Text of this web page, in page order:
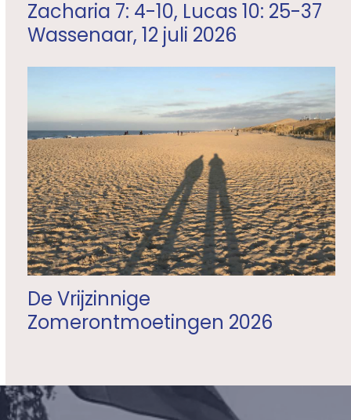
Zacharia 7: 4-10, Lucas 10: 25-37
Wassenaar, 12 juli 2026
De Vrijzinnige
Zomerontmoetingen 2026